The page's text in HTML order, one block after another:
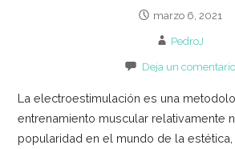
marzo 6, 2021
PedroJ
Deja un comentario
La electroestimulación es una
entrenamiento muscular relativamente
popularidad en el mundo de la estética,